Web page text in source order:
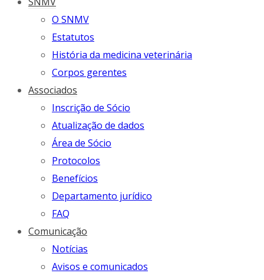
O SNMV
Estatutos
História da medicina veterinária
Corpos gerentes
Associados
Inscrição de Sócio
Atualização de dados
Área de Sócio
Protocolos
Benefícios
Departamento jurídico
FAQ
Comunicação
Notícias
Avisos e comunicados